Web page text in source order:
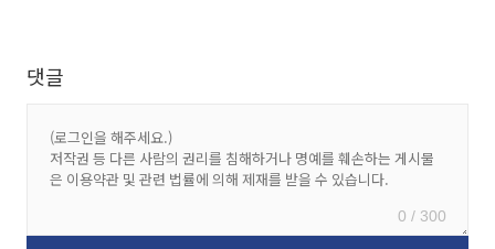
댓글
0 / 300